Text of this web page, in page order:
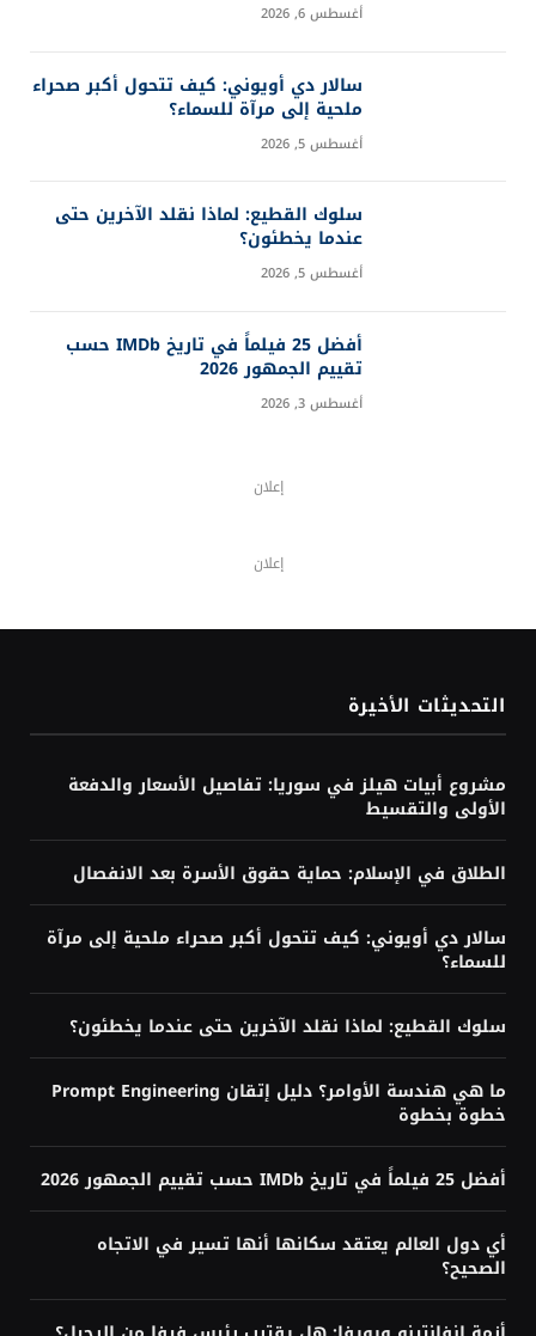
أغسطس 6, 2026
سالار دي أويوني: كيف تتحول أكبر صحراء
ملحية إلى مرآة للسماء؟
أغسطس 5, 2026
سلوك القطيع: لماذا نقلد الآخرين حتى
عندما يخطئون؟
أغسطس 5, 2026
أفضل 25 فيلماً في تاريخ IMDb حسب
تقييم الجمهور 2026
أغسطس 3, 2026
إعلان
إعلان
التحديثات الأخيرة
مشروع أبيات هيلز في سوريا: تفاصيل الأسعار والدفعة
الأولى والتقسيط
الطلاق في الإسلام: حماية حقوق الأسرة بعد الانفصال
سالار دي أويوني: كيف تتحول أكبر صحراء ملحية إلى مرآة
للسماء؟
سلوك القطيع: لماذا نقلد الآخرين حتى عندما يخطئون؟
ما هي هندسة الأوامر؟ دليل إتقان Prompt Engineering
خطوة بخطوة
أفضل 25 فيلماً في تاريخ IMDb حسب تقييم الجمهور 2026
أي دول العالم يعتقد سكانها أنها تسير في الاتجاه
الصحيح؟